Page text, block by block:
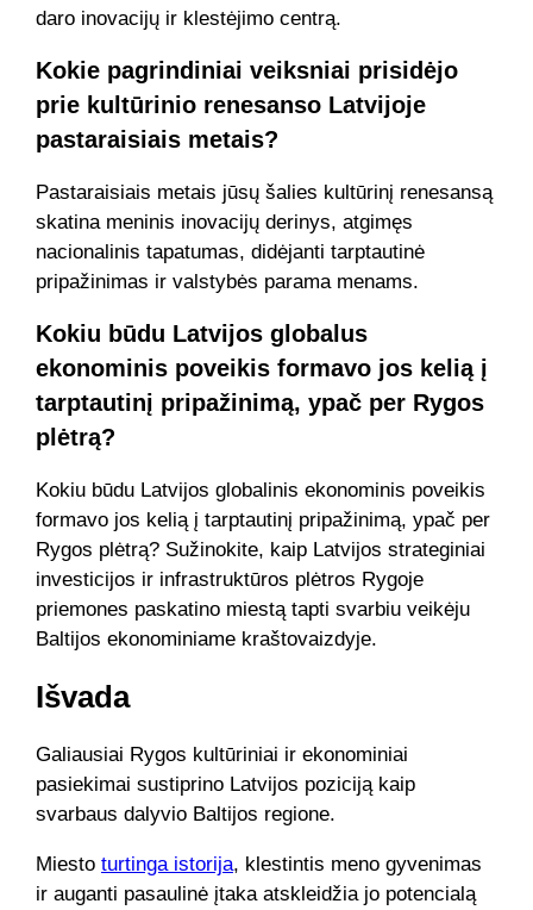
daro inovacijų ir klestėjimo centrą.
Kokie pagrindiniai veiksniai prisidėjo
prie kultūrinio renesanso Latvijoje
pastaraisiais metais?
Pastaraisiais metais jūsų šalies kultūrinį renesansą
skatina meninis inovacijų derinys, atgimęs
nacionalinis tapatumas, didėjanti tarptautinė
pripažinimas ir valstybės parama menams.
Kokiu būdu Latvijos globalus
ekonominis poveikis formavo jos kelią į
tarptautinį pripažinimą, ypač per Rygos
plėtrą?
Kokiu būdu Latvijos globalinis ekonominis poveikis
formavo jos kelią į tarptautinį pripažinimą, ypač per
Rygos plėtrą? Sužinokite, kaip Latvijos strateginiai
investicijos ir infrastruktūros plėtros Rygoje
priemones paskatino miestą tapti svarbiu veikėju
Baltijos ekonominiame kraštovaizdyje.
Išvada
Galiausiai Rygos kultūriniai ir ekonominiai
pasiekimai sustiprino Latvijos poziciją kaip
svarbaus dalyvio Baltijos regione.
Miesto turtinga istorija, klestintis meno gyvenimas
ir auganti pasaulinė įtaka atskleidžia jo potencialą